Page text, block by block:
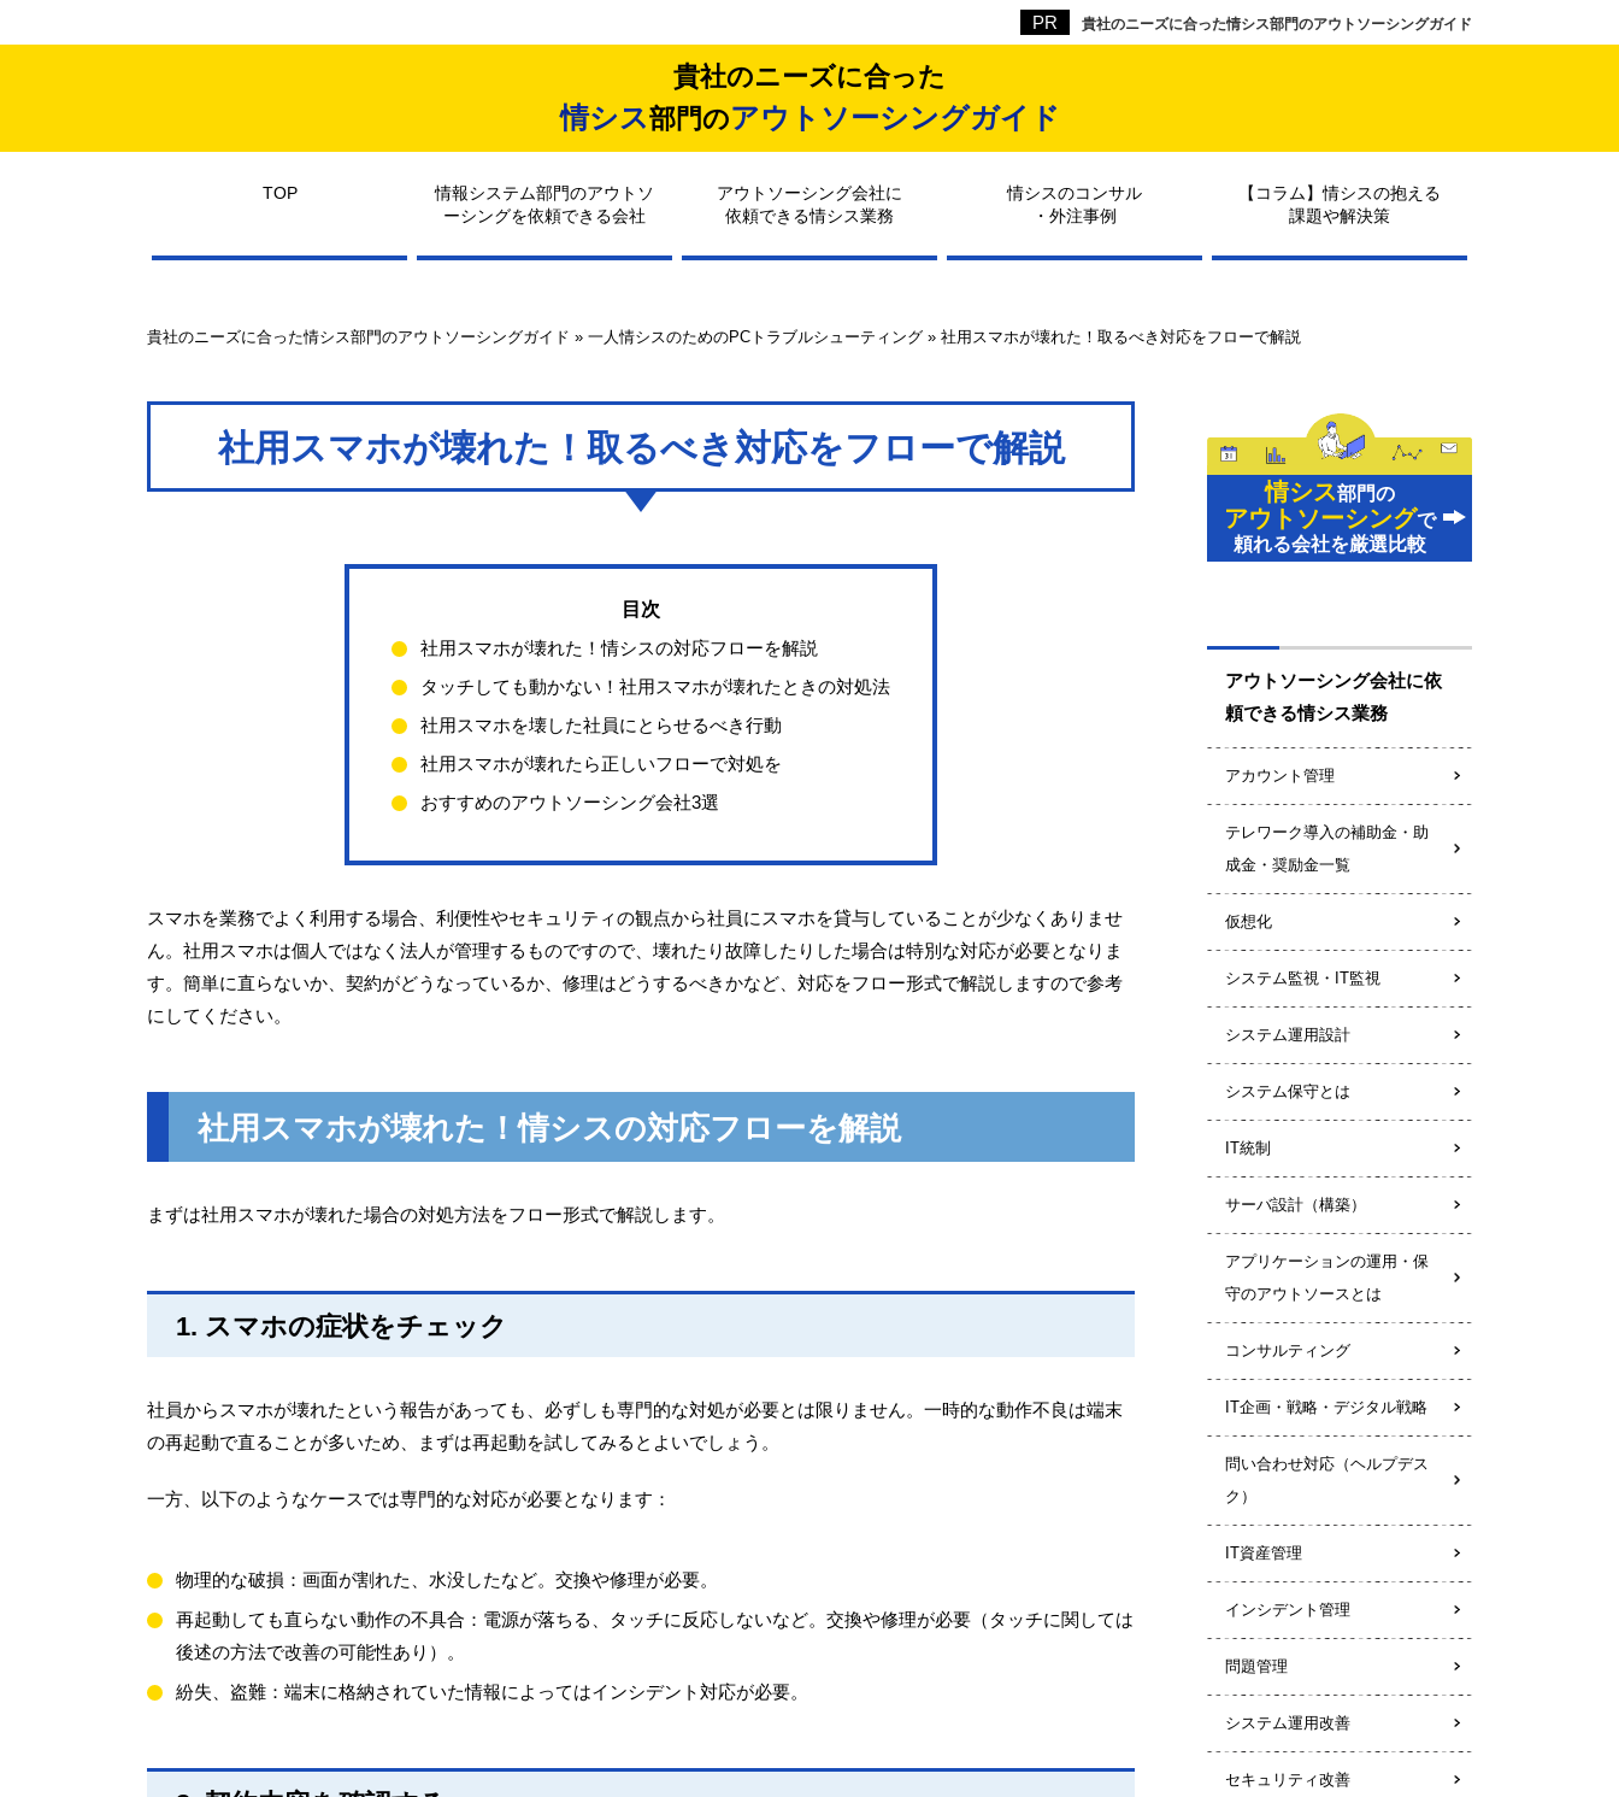
貴社のニーズに合った情シス部門のアウトソーシングガイド
貴社のニーズに合った
情シス部門のアウトソーシングガイド
TOP
情報システム部門のアウトソ
ーシングを依頼できる会社
アウトソーシング会社に
依頼できる情シス業務
情シスのコンサル
・外注事例
【コラム】情シスの抱える
課題や解決策
貴社のニーズに合った情シス部門のアウトソーシングガイド » 一人情シスのためのPCトラブルシューティング » 社用スマホが壊れた！取るべき対応をフローで解説
社用スマホが壊れた！取るべき対応をフローで解説
社用スマホが壊れた！情シスの対応フローを解説
タッチしても動かない！社用スマホが壊れたときの対処法
社用スマホを壊した社員にとらせるべき行動
社用スマホが壊れたら正しいフローで対処を
おすすめのアウトソーシング会社3選
スマホを業務でよく利用する場合、利便性やセキュリティの観点から社員にスマホを貸与していることが少なくありませ
ん。社用スマホは個人ではなく法人が管理するものですので、壊れたり故障したりした場合は特別な対応が必要となりま
す。簡単に直らないか、契約がどうなっているか、修理はどうするべきかなど、対応をフロー形式で解説しますので参考
にしてください。
社用スマホが壊れた！情シスの対応フローを解説
まずは社用スマホが壊れた場合の対処方法をフロー形式で解説します。
1. スマホの症状をチェック
社員からスマホが壊れたという報告があっても、必ずしも専門的な対処が必要とは限りません。一時的な動作不良は端末
の再起動で直ることが多いため、まずは再起動を試してみるとよいでしょう。
一方、以下のようなケースでは専門的な対応が必要となります：
物理的な破損：画面が割れた、水没したなど。交換や修理が必要。
再起動しても直らない動作の不具合：電源が落ちる、タッチに反応しないなど。交換や修理が必要（タッチに関しては
後述の方法で改善の可能性あり）。
紛失、盗難：端末に格納されていた情報によってはインシデント対応が必要。
情シス部門の
アウトソーシングで
頼れる会社を厳選比較
アウトソーシング会社に依
頼できる情シス業務
アカウント管理
テレワーク導入の補助金・助
成金・奨励金一覧
仮想化
システム監視・IT監視
システム運用設計
システム保守とは
IT統制
サーバ設計（構築）
アプリケーションの運用・保
守のアウトソースとは
コンサルティング
IT企画・戦略・デジタル戦略
問い合わせ対応（ヘルプデス
ク）
IT資産管理
インシデント管理
問題管理
システム運用改善
セキュリティ改善